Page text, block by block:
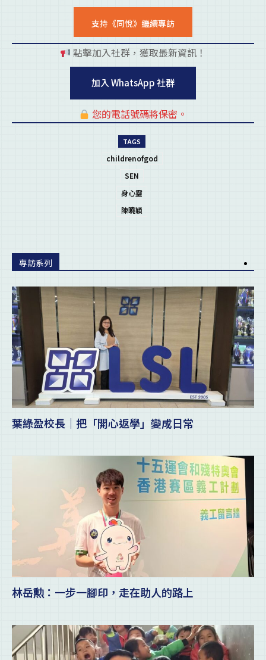
支持《同悅》繼續專訪
點擊加入社群，獲取最新資訊！
加入 WhatsApp 社群
您的電話號碼將保密。
TAGS
childrenofgod
SEN
身心靈
陳曉穎
專訪系列
葉綠盈校長｜把「開心返學」變成日常
林岳勲：一步一腳印，走在助人的路上